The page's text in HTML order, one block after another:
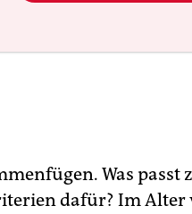
Was passt
dafür? Im Alter